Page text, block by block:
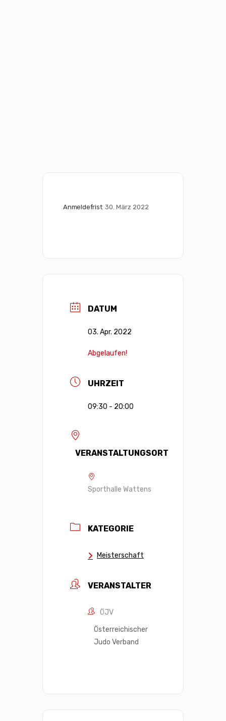
Anmeldefrist 30. März 2022
DATUM
03. Apr. 2022
Abgelaufen!
UHRZEIT
09:30 - 20:00
VERANSTALTUNGSORT
Sporthalle Wattens
KATEGORIE
Meisterschaft
VERANSTALTER
ÖJV
Österreichischer
Judo Verband